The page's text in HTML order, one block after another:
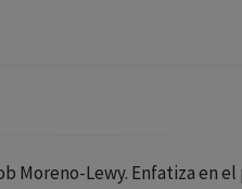
Moreno-Lewy. Enfatiza en el